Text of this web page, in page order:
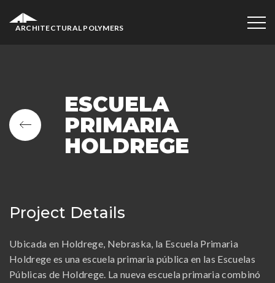
ARCHITECTURAL POLYMERS
ESCUELA
PRIMARIA
HOLDREGE
Project Details
Ubicada en Holdrege, Nebraska, la Escuela Primaria
Holdrege es una escuela primaria pública en las Escuelas
Públicas de Holdrege. La nueva escuela primaria combinó